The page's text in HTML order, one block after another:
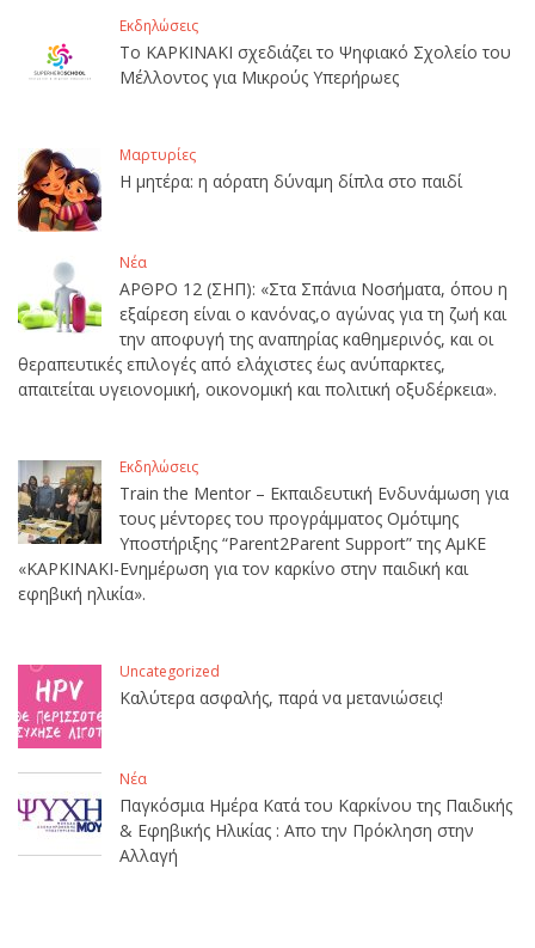
Εκδηλώσεις
Το ΚΑΡΚΙΝΑΚΙ σχεδιάζει το Ψηφιακό Σχολείο του
Μέλλοντος για Μικρούς Υπερήρωες
Μαρτυρίες
Η μητέρα: η αόρατη δύναμη δίπλα στο παιδί
Νέα
ΑΡΘΡΟ 12 (ΣΗΠ): «Στα Σπάνια Νοσήματα, όπου η
εξαίρεση είναι ο κανόνας,ο αγώνας για τη ζωή και
την αποφυγή της αναπηρίας καθημερινός, και οι
θεραπευτικές επιλογές από ελάχιστες έως ανύπαρκτες,
απαιτείται υγειονομική, οικονομική και πολιτική οξυδέρκεια».
Εκδηλώσεις
Train the Mentor – Εκπαιδευτική Ενδυνάμωση για
τους μέντορες του προγράμματος Ομότιμης
Υποστήριξης “Parent2Parent Support” της ΑμΚΕ
«ΚΑΡΚΙΝΑΚΙ-Ενημέρωση για τον καρκίνο στην παιδική και
εφηβική ηλικία».
Uncategorized
Καλύτερα ασφαλής, παρά να μετανιώσεις!
Νέα
Παγκόσμια Ημέρα Κατά του Καρκίνου της Παιδικής
& Εφηβικής Ηλικίας : Απο την Πρόκληση στην
Αλλαγή